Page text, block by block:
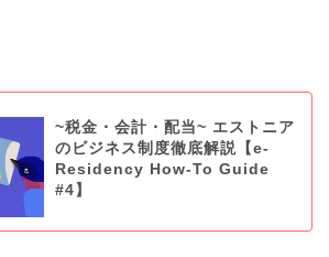
~税金・会計・配当~ エストニア
のビジネス制度徹底解説【e-
Residency How-To Guide
#4】